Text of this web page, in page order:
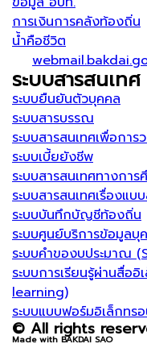
การเงินการคลังท้องถิ่น
น้ำคือชีวิต
ระบบสารสนเทศ
ระบบยืนยันตัวบุคคล
ระบบสารบรรณ
ระบบสารสนเทศเพื่อการ
ระบบเบี้ยยังชีพ
ระบบสารสนเทศทางกา
ระบบสารสนเทศเรื่องแ
ระบบบันทึกบัญชีท้องถิ่น
ระบบศูนย์บริการข้อมูล
ระบบคำของบประมาณ
ระบบการเรียนรู้ผ่านสื่อ
learning)
ระบบแบบฟอร์มอิเล็กทร
© All rights
Made with BAKDAI SAO